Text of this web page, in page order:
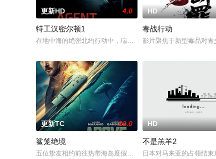
更新HD 4.0
特工汉密尔顿1
在地中海的绝密北约行动中，瑞典攻击潜水员遇害。汉密尔顿
HD
毒战行动
影片聚焦于新型毒品对
更新TC 10.0
鲨笼绝境
五位挚友相约前往热带海岛度假，计划在碧蓝海域中体验刺激
HD
不是羔羊2
日本对马来亚的占领结